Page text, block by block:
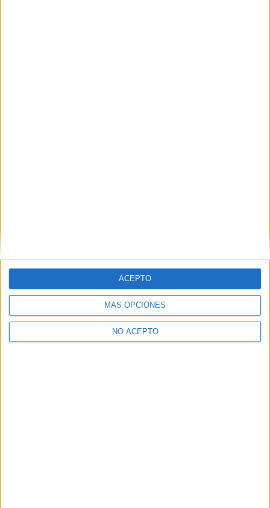
MÁS OPCIONES
NO ACEPTO
ACEPTO
Y como regalo de agradecimiento, por registrarte te daremos
gratis una copia de nuestro ebook con 100 consejos para tu
primer año de universidad